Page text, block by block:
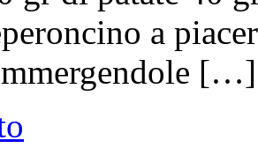
a
[…]